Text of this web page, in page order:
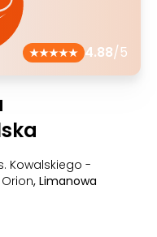
4.88/5
Kowalskiego -
, Limanowa